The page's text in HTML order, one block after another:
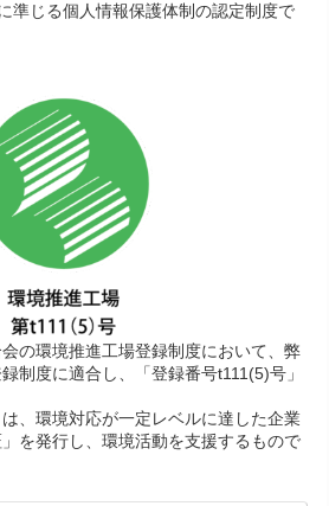
準じる個人情報保護体制の認定制度で
の環境推進工場登録制度において、弊
制度に適合し、「登録番号t111(5)号」
、環境対応が一定レベルに達した企業
を発行し、環境活動を支援するもので